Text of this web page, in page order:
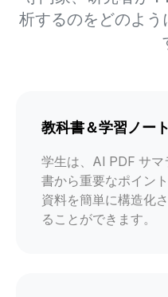
析するのをどのよう
教科書＆学習ノート
学生は、AI PDF サ
書から重要なポイン
資料を簡単に構造化
ることができます。